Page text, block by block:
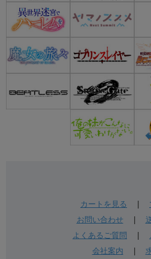
カートを見る
お問い合わせ|
よくあるご質問
会社案内